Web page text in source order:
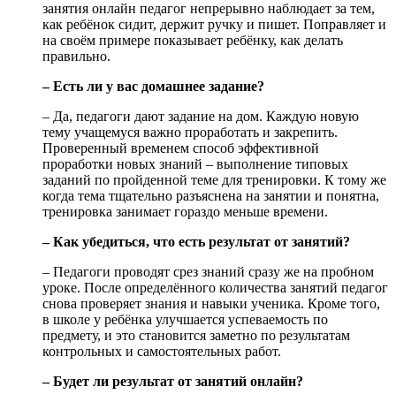
занятия онлайн педагог непрерывно наблюдает за тем,
как ребёнок сидит, держит ручку и пишет. Поправляет и
на своём примере показывает ребёнку, как делать
правильно.
– Есть ли у вас домашнее задание?
– Да, педагоги дают задание на дом. Каждую новую
тему учащемуся важно проработать и закрепить.
Проверенный временем способ эффективной
проработки новых знаний – выполнение типовых
заданий по пройденной теме для тренировки. К тому же
когда тема тщательно разъяснена на занятии и понятна,
тренировка занимает гораздо меньше времени.
– Как убедиться, что есть результат от занятий?
– Педагоги проводят срез знаний сразу же на пробном
уроке. После определённого количества занятий педагог
снова проверяет знания и навыки ученика. Кроме того,
в школе у ребёнка улучшается успеваемость по
предмету, и это становится заметно по результатам
контрольных и самостоятельных работ.
– Будет ли результат от занятий онлайн?